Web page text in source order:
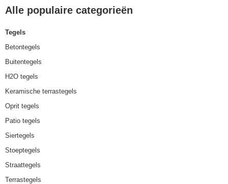
Alle populaire categorieën
Tegels
Betontegels
Buitentegels
H2O tegels
Keramische terrastegels
Oprit tegels
Patio tegels
Siertegels
Stoeptegels
Straattegels
Terrastegels